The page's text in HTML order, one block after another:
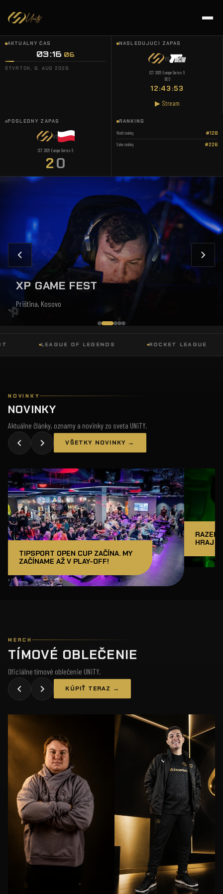
AKTUÁLNY ČAS
03:16 07
ŠTVRTOK, 6. AUG 2026
NASLEDUJÚCI ZÁPAS
VS
CCT 2026 Europe Series 6
BO3
12:43:52
▶ Stream
POSLEDNÝ ZÁPAS
VS
CCT 2026 Europe Series 6
2:0
RANKING
World ranking #128
Valve ranking #226
XP GAME FEST
Priština, Kosovo
LEAGUE OF LEGENDS ROCKET LEAGUE
NOVINKY
NOVINKY
Aktuálne články, oznamy a novinky zo sveta UNiTY.
VŠETKY NOVINKY →
TIPSPORT OPEN CUP ZAČÍNA. MY
ZAČÍNAME AŽ V PLAY-OFF!
RAZER
HRAJ
MERCH
TÍMOVÉ OBLEČENIE
Oficiálne tímové oblečenie UNiTY.
KÚPIŤ TERAZ →